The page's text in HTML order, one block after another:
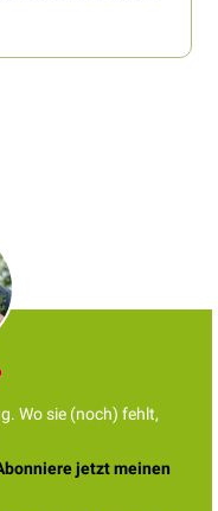
Wo sie (noch) fehlt,
jetzt meinen